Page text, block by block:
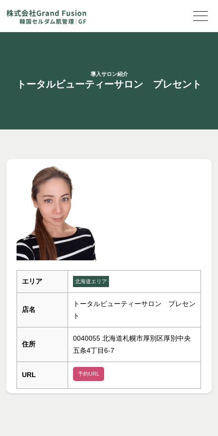
導入サロン紹介
トータルビューティーサロン プレセント
エリア 北海道エリア
店名
トータルビューティーサロン プレセン
ト
住所
0040055 北海道札幌市厚別区厚別中央
五条4丁目6-7
URL 予約URL